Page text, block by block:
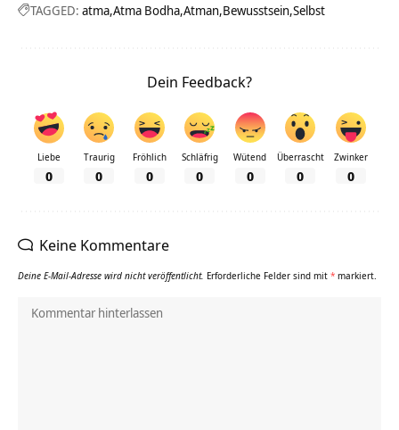
TAGGED: atma Atma Bodha Atman Bewusstsein Selbst
Dein Feedback?
Liebe
0
Traurig
0
Fröhlich
0
Schläfrig
0
Wütend
0
Überrascht
0
Zwinker
0
Keine Kommentare
Deine E-Mail-Adresse wird nicht veröffentlicht. Erforderliche Felder sind mit * markiert.